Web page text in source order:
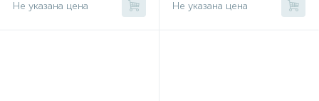
Не указана цена Не указана цена